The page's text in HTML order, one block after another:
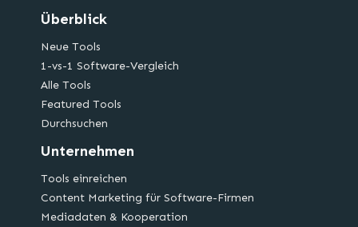
Überblick
Neue Tools
1-vs-1 Software-Vergleich
Alle Tools
Featured Tools
Durchsuchen
Unternehmen
Tools einreichen
Content Marketing für Software-Firmen
Mediadaten & Kooperation